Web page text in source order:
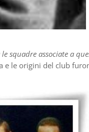
squadre associate a
e le origini del club